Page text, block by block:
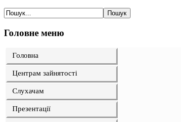
Головне меню
Головна
Центрам зайнятості
Слухачам
Презентації